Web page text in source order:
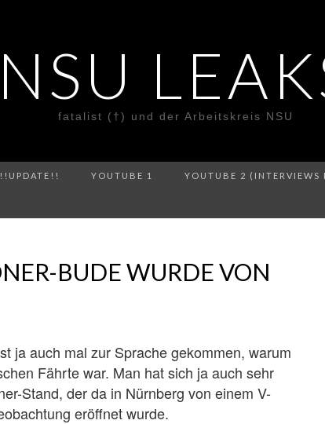
NSU
fatalist (†) und der Arbeitskreis NSU
YOUTUBE 1 YOUTUBE 2 (INTERVIEWS
BUDE WURDE VON
ja auch mal zur Sprache gekommen, warum
Fährte war. Man hat sich ja auch sehr
Stand, der da in Nürnberg von einem V-
eröffnet wurde.